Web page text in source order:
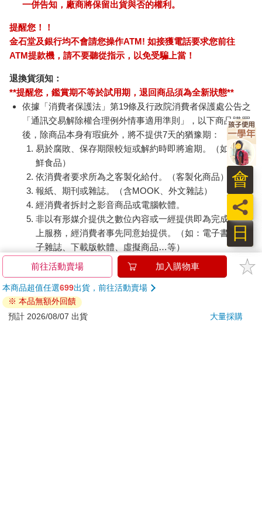
一併告知，廠商將保留出貨與否的權利。
提醒您！！
金石堂及銀行均不會請您操作ATM! 如接獲電話要求您前往
ATM提款機，請不要聽從指示，以免受騙上當！
退換貨須知：
**提醒您，鑑賞期不等於試用期，退回商品須為全新狀態**
依據「消費者保護法」第19條及行政院消費者保護處公告之
「通訊交易解除權合理例外情事適用準則」，以下商品購買
後，除商品本身有瑕疵外，將不提供7天的猶豫期：
易於腐敗、保存期限較短或解約時即將逾期。（如：生
鮮食品）
依消費者要求所為之客製化給付。（客製化商品）
報紙、期刊或雜誌。（含MOOK、外文雜誌）
經消費者拆封之影音商品或電腦軟體。
非以有形媒介提供之數位內容或一經提供即為完成之線
上服務，經消費者事先同意始提供。（如：電子書、電
子雜誌、下載版軟體、虛擬商品…等）
已拆封之個人衛生用品。（如：內衣褲、刮鬍刀、除毛
刀…等）
若非上列種類商品，均享有到貨7天的猶豫期（含例假
日）。
辦理退換貨時，商品（組合商品恕無法接受單獨退貨）必須
日
員
會